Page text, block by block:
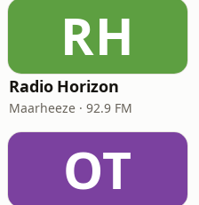
RH
Radio Horizon
Maarheeze · 92.9 FM
OT